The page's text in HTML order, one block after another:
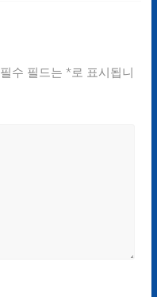
필수 필드는 *로 표시됩니